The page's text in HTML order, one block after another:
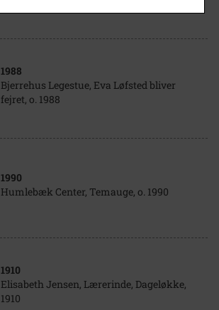
1988
Bjerrehus Legestue, Eva Løfsted bliver
fejret, o. 1988
1990
Humlebæk Center, Temauge, o. 1990
1910
Elisabeth Jensen, Lærerinde, Dageløkke,
1910